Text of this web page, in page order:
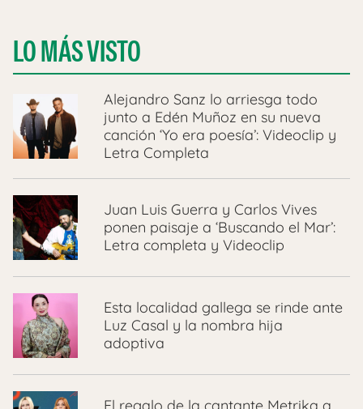
LO MÁS VISTO
Alejandro Sanz lo arriesga todo
junto a Edén Muñoz en su nueva
canción ‘Yo era poesía’: Videoclip y
Letra Completa
Juan Luis Guerra y Carlos Vives
ponen paisaje a ‘Buscando el Mar’:
Letra completa y Videoclip
Esta localidad gallega se rinde ante
Luz Casal y la nombra hija
adoptiva